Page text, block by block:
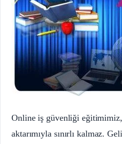
Online iş güvenliği
aktarımıyla sınırlı kalmaz.